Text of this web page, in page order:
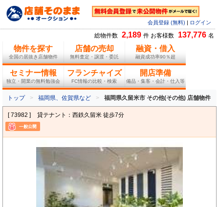
会員登録 (無料) ログイン
総物件数 2,189 件 お客様数 137,776 名
物件を探す
全国の居抜き店舗物件
店舗の売却
無料査定・譲渡・委託
融資・借入
融資成功率90％超
セミナー情報
独立・開業の無料勉強会
フランチャイズ
FC情報の比較・検索
開店準備
備品・集客・会計・仕入等
トップ 福岡県、佐賀県など 福岡県久留米市 その他(その他) 店舗物件
[ 73982 ] 貸テナント：西鉄久留米 徒歩7分